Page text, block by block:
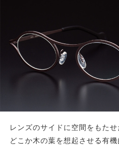
レンズのサイドに空間をもたせ
どこか木の葉を想起させる有